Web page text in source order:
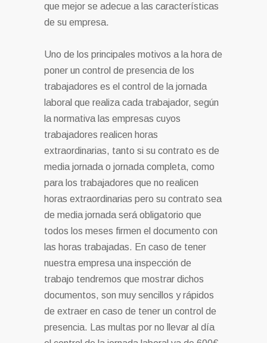
que mejor se adecue a las características
de su empresa.
Uno de los principales motivos a la hora de
poner un control de presencia de los
trabajadores es el control de la jornada
laboral que realiza cada trabajador, según
la normativa las empresas cuyos
trabajadores realicen horas
extraordinarias, tanto si su contrato es de
media jornada o jornada completa, como
para los trabajadores que no realicen
horas extraordinarias pero su contrato sea
de media jornada será obligatorio que
todos los meses firmen el documento con
las horas trabajadas. En caso de tener
nuestra empresa una inspección de
trabajo tendremos que mostrar dichos
documentos, son muy sencillos y rápidos
de extraer en caso de tener un control de
presencia. Las multas por no llevar al día